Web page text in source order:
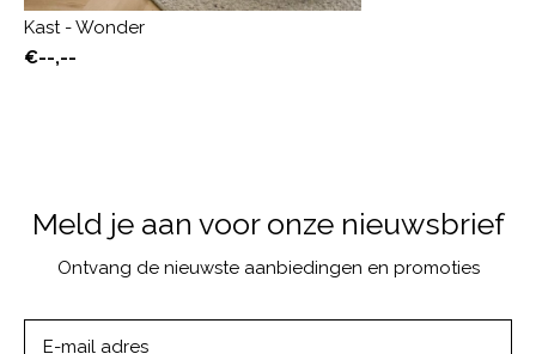
Kast - Wonder
€--,--
Meld je aan voor onze nieuwsbrief
Ontvang de nieuwste aanbiedingen en promoties